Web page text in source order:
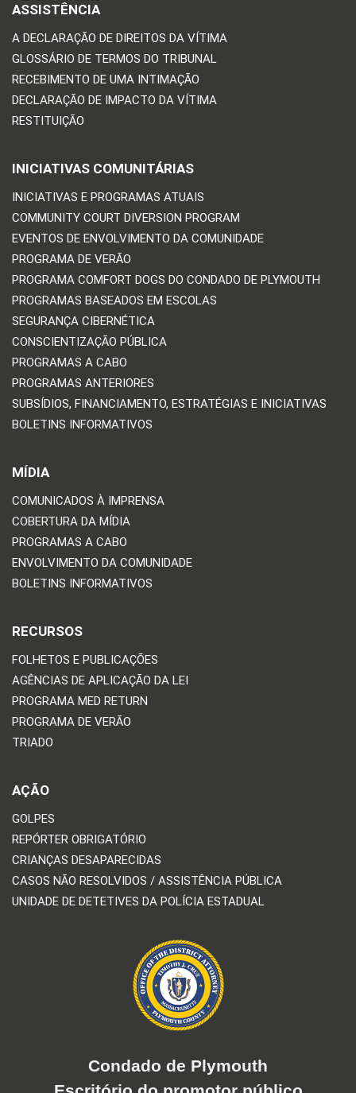
ASSISTÊNCIA
A DECLARAÇÃO DE DIREITOS DA VÍTIMA
GLOSSÁRIO DE TERMOS DO TRIBUNAL
RECEBIMENTO DE UMA INTIMAÇÃO
DECLARAÇÃO DE IMPACTO DA VÍTIMA
RESTITUIÇÃO
INICIATIVAS COMUNITÁRIAS
INICIATIVAS E PROGRAMAS ATUAIS
COMMUNITY COURT DIVERSION PROGRAM
EVENTOS DE ENVOLVIMENTO DA COMUNIDADE
PROGRAMA DE VERÃO
PROGRAMA COMFORT DOGS DO CONDADO DE PLYMOUTH
PROGRAMAS BASEADOS EM ESCOLAS
SEGURANÇA CIBERNÉTICA
CONSCIENTIZAÇÃO PÚBLICA
PROGRAMAS A CABO
PROGRAMAS ANTERIORES
SUBSÍDIOS, FINANCIAMENTO, ESTRATÉGIAS E INICIATIVAS
BOLETINS INFORMATIVOS
MÍDIA
COMUNICADOS À IMPRENSA
COBERTURA DA MÍDIA
PROGRAMAS A CABO
ENVOLVIMENTO DA COMUNIDADE
BOLETINS INFORMATIVOS
RECURSOS
FOLHETOS E PUBLICAÇÕES
AGÊNCIAS DE APLICAÇÃO DA LEI
PROGRAMA MED RETURN
PROGRAMA DE VERÃO
TRIADO
AÇÃO
GOLPES
REPÓRTER OBRIGATÓRIO
CRIANÇAS DESAPARECIDAS
CASOS NÃO RESOLVIDOS / ASSISTÊNCIA PÚBLICA
UNIDADE DE DETETIVES DA POLÍCIA ESTADUAL
Condado de Plymouth